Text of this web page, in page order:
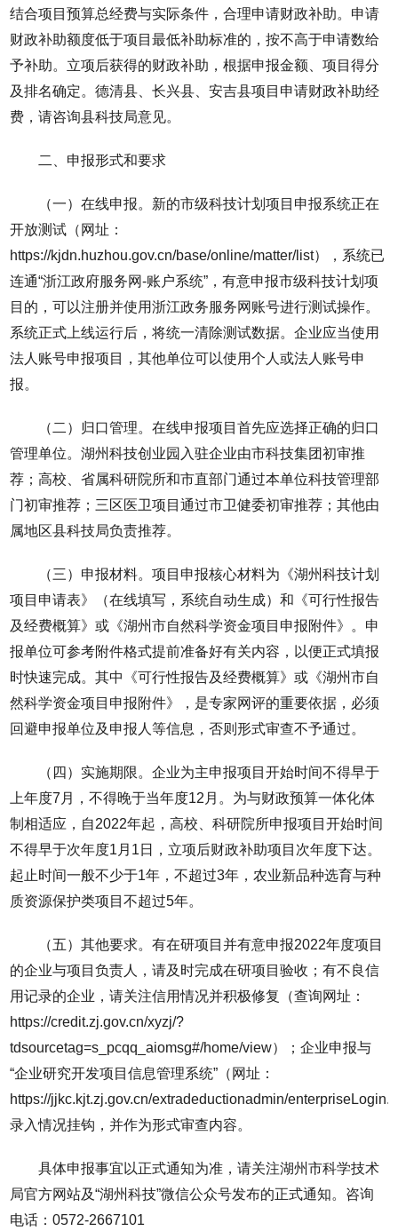
结合项目预算总经费与实际条件，合理申请财政补助。申请
财政补助额度低于项目最低补助标准的，按不高于申请数给
予补助。立项后获得的财政补助，根据申报金额、项目得分
及排名确定。德清县、长兴县、安吉县项目申请财政补助经
费，请咨询县科技局意见。
二、申报形式和要求
（一）在线申报。新的市级科技计划项目申报系统正在
开放测试（网址：
https://kjdn.huzhou.gov.cn/base/online/matter/list），系统已
连通“浙江政府服务网-账户系统”，有意申报市级科技计划项
目的，可以注册并使用浙江政务服务网账号进行测试操作。
系统正式上线运行后，将统一清除测试数据。企业应当使用
法人账号申报项目，其他单位可以使用个人或法人账号申
报。
（二）归口管理。在线申报项目首先应选择正确的归口
管理单位。湖州科技创业园入驻企业由市科技集团初审推
荐；高校、省属科研院所和市直部门通过本单位科技管理部
门初审推荐；三区医卫项目通过市卫健委初审推荐；其他由
属地区县科技局负责推荐。
（三）申报材料。项目申报核心材料为《湖州科技计划
项目申请表》（在线填写，系统自动生成）和《可行性报告
及经费概算》或《湖州市自然科学资金项目申报附件》。申
报单位可参考附件格式提前准备好有关内容，以便正式填报
时快速完成。其中《可行性报告及经费概算》或《湖州市自
然科学资金项目申报附件》，是专家网评的重要依据，必须
回避申报单位及申报人等信息，否则形式审查不予通过。
（四）实施期限。企业为主申报项目开始时间不得早于
上年度7月，不得晚于当年度12月。为与财政预算一体化体
制相适应，自2022年起，高校、科研院所申报项目开始时间
不得早于次年度1月1日，立项后财政补助项目次年度下达。
起止时间一般不少于1年，不超过3年，农业新品种选育与种
质资源保护类项目不超过5年。
（五）其他要求。有在研项目并有意申报2022年度项目
的企业与项目负责人，请及时完成在研项目验收；有不良信
用记录的企业，请关注信用情况并积极修复（查询网址：
https://credit.zj.gov.cn/xyzj/?
tdsourcetag=s_pcqq_aiomsg#/home/view）；企业申报与
“企业研究开发项目信息管理系统”（网址：
https://jjkc.kjt.zj.gov.cn/extradeductionadmin/
录入情况挂钩，并作为形式审查内容。
具体申报事宜以正式通知为准，请关注湖州市科学技术
局官方网站及“湖州科技”微信公众号发布的正式通知。咨询
电话：0572-2667101